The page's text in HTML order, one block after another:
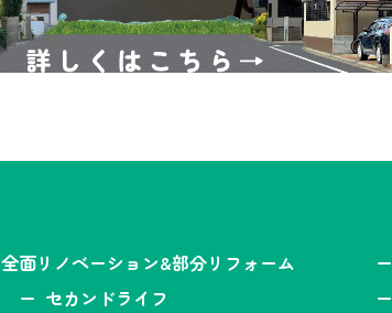
全面リノベーション&部分リフォーム
セカンドライフ